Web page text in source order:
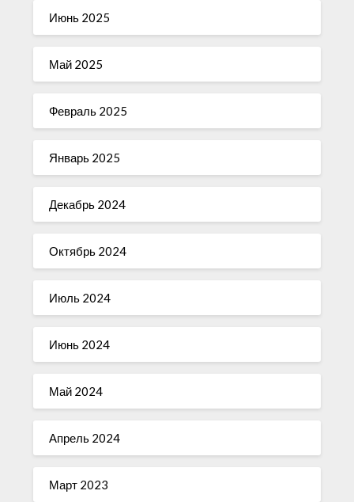
Июнь 2025
Май 2025
Февраль 2025
Январь 2025
Декабрь 2024
Октябрь 2024
Июль 2024
Июнь 2024
Май 2024
Апрель 2024
Март 2023